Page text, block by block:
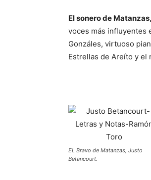
El sonero de
voces más influyentes
Gonzáles, virtuoso
Estrellas de Areíto y el
EL Bravo de Matanzas, Justo
Betancourt.